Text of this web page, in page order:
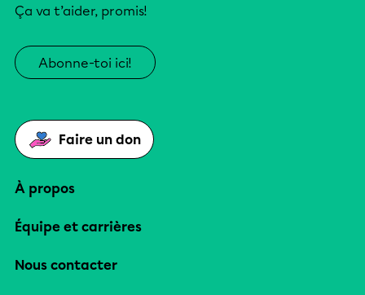
Ça va t’aider, promis!
Abonne-toi ici!
Faire un don
À propos
Équipe et carrières
Nous contacter